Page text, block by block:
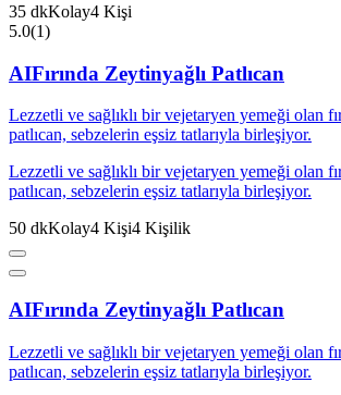
35 dkKolay4 Kişi
5.0(1)
AIFırında Zeytinyağlı Patlıcan
Lezzetli ve sağlıklı bir vejetaryen yemeği olan
patlıcan, sebzelerin eşsiz tatlarıyla birleşiyor.
Lezzetli ve sağlıklı bir vejetaryen yemeği olan
patlıcan, sebzelerin eşsiz tatlarıyla birleşiyor.
50 dkKolay4 Kişi4 Kişilik
AIFırında Zeytinyağlı Patlıcan
Lezzetli ve sağlıklı bir vejetaryen yemeği olan
patlıcan, sebzelerin eşsiz tatlarıyla birleşiyor.